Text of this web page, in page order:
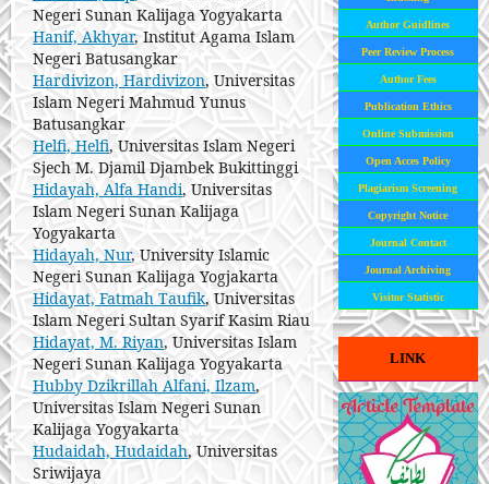
Negeri Sunan Kalijaga Yogyakarta
Hanif, Akhyar, Institut Agama Islam
Negeri Batusangkar
Hardivizon, Hardivizon, Universitas
Islam Negeri Mahmud Yunus
Batusangkar
Helfi, Helfi, Universitas Islam Negeri
Sjech M. Djamil Djambek Bukittinggi
Hidayah, Alfa Handi, Universitas
Islam Negeri Sunan Kalijaga
Yogyakarta
Hidayah, Nur, University Islamic
Negeri Sunan Kalijaga Yogjakarta
Hidayat, Fatmah Taufik, Universitas
Islam Negeri Sultan Syarif Kasim Riau
Hidayat, M. Riyan, Universitas Islam
Negeri Sunan Kalijaga Yogyakarta
Hubby Dzikrillah Alfani, Ilzam,
Universitas Islam Negeri Sunan
Kalijaga Yogyakarta
Hudaidah, Hudaidah, Universitas
Sriwijaya
Author Guidlines
Peer Review Process
Author Fees
Publication Ethics
Online Submission
Open Acces Policy
Plagiarism Screening
Copyright Notice
Journal Contact
Journal Archiving
Visitor Statistic
LINK